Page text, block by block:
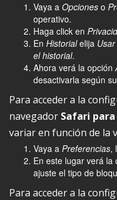
Vaya a Opciones o
operativo.
Haga click en
En Historialelija
el historial.
Ahora verá la opción
desactivarla según
Para acceder a la
navegador Safari para
variar en función de la
Vaya a Preferencias,
En este lugar verá la
ajuste el tipo de
Para acceder a la